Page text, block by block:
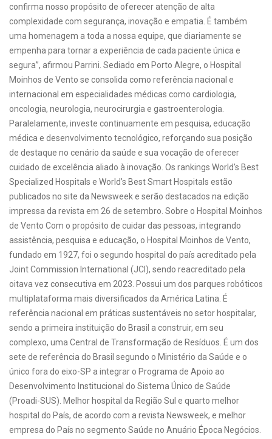
confirma nosso propósito de oferecer atenção de alta
complexidade com segurança, inovação e empatia. É também
uma homenagem a toda a nossa equipe, que diariamente se
empenha para tornar a experiência de cada paciente única e
segura”, afirmou Parrini. Sediado em Porto Alegre, o Hospital
Moinhos de Vento se consolida como referência nacional e
internacional em especialidades médicas como cardiologia,
oncologia, neurologia, neurocirurgia e gastroenterologia.
Paralelamente, investe continuamente em pesquisa, educação
médica e desenvolvimento tecnológico, reforçando sua posição
de destaque no cenário da saúde e sua vocação de oferecer
cuidado de excelência aliado à inovação. Os rankings World’s Best
Specialized Hospitals e World’s Best Smart Hospitals estão
publicados no site da Newsweek e serão destacados na edição
impressa da revista em 26 de setembro. Sobre o Hospital Moinhos
de Vento Com o propósito de cuidar das pessoas, integrando
assistência, pesquisa e educação, o Hospital Moinhos de Vento,
fundado em 1927, foi o segundo hospital do país acreditado pela
Joint Commission International (JCI), sendo reacreditado pela
oitava vez consecutiva em 2023. Possui um dos parques robóticos
multiplataforma mais diversificados da América Latina. É
referência nacional em práticas sustentáveis no setor hospitalar,
sendo a primeira instituição do Brasil a construir, em seu
complexo, uma Central de Transformação de Resíduos. É um dos
sete de referência do Brasil segundo o Ministério da Saúde e o
único fora do eixo-SP a integrar o Programa de Apoio ao
Desenvolvimento Institucional do Sistema Único de Saúde
(Proadi-SUS). Melhor hospital da Região Sul e quarto melhor
hospital do País, de acordo com a revista Newsweek, e melhor
empresa do País no segmento Saúde no Anuário Época Negócios.